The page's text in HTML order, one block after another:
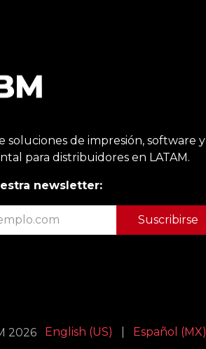
soluciones de impresión, software y
para distribuidores en LATAM.
newsletter:
Suscribirse
2026 English (US) Español (MX)